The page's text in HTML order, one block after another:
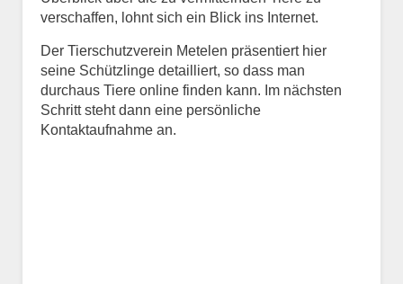
verschaffen, lohnt sich ein Blick ins Internet.
Der Tierschutzverein Metelen präsentiert hier
seine Schützlinge detailliert, so dass man
durchaus Tiere online finden kann. Im nächsten
Schritt steht dann eine persönliche
Kontaktaufnahme an.